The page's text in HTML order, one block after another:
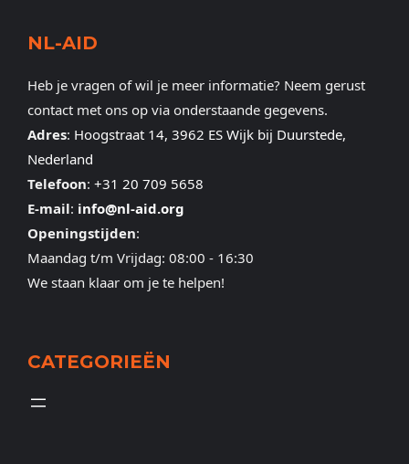
NL-AID
Heb je vragen of wil je meer informatie? Neem gerust
contact met ons op via onderstaande gegevens.
Adres: Hoogstraat 14, 3962 ES Wijk bij Duurstede,
Nederland
Telefoon: +31 20 709 5658
E-mail: info@nl-aid.org
Openingstijden:
Maandag t/m Vrijdag: 08:00 - 16:30
We staan klaar om je te helpen!
CATEGORIEËN